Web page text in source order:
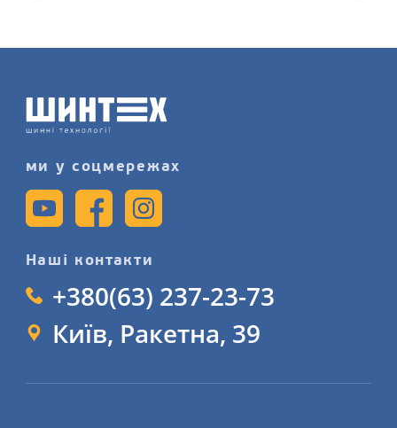
запишіться на послугу заміну шин
ми у соцмережах
Наші контакти
+380(63) 237-23-73
Київ, Ракетна, 39